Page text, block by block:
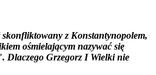
skonfliktowany z Konstantynopolem,
ośmielającym nazywać się
Dlaczego Grzegorz I Wielki nie